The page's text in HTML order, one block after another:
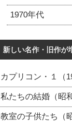
1970年代
新しい名作・旧作が
カプリコン・１（
私たちの結婚（昭
教室の子供たち（